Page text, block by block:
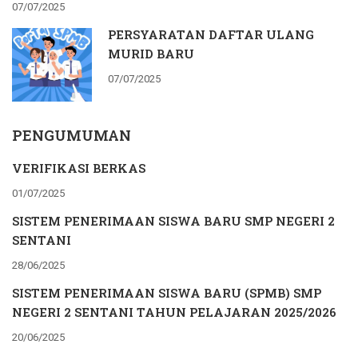
07/07/2025
PERSYARATAN DAFTAR ULANG
MURID BARU
07/07/2025
PENGUMUMAN
VERIFIKASI BERKAS
01/07/2025
SISTEM PENERIMAAN SISWA BARU SMP NEGERI 2
SENTANI
28/06/2025
SISTEM PENERIMAAN SISWA BARU (SPMB) SMP
NEGERI 2 SENTANI TAHUN PELAJARAN 2025/2026
20/06/2025